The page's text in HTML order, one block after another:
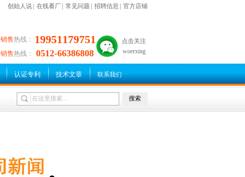
创始人说 在线看厂 常见问题 招聘信息 官方店铺
点击关注
woerxing
销售热线： 19951179751
销售热线： 0512-66386808
认证专利 技术文章 联系我们
搜索